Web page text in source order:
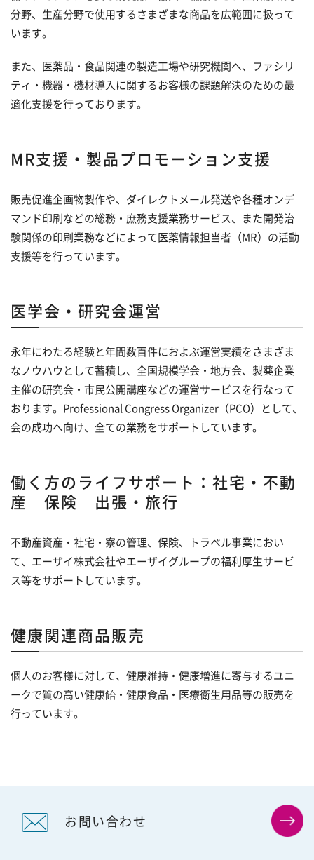
分野、生産分野で使用するさまざまな商品を広範囲に扱って
います。
また、医薬品・食品関連の製造工場や研究機関へ、ファシリ
ティ・機器・機材導入に関するお客様の課題解決のための最
適化支援を行っております。
MR支援・製品プロモーション支援
販売促進企画物製作や、ダイレクトメール発送や各種オンデ
マンド印刷などの総務・庶務支援業務サービス、また開発治
験関係の印刷業務などによって医薬情報担当者（MR）の活動
支援等を行っています。
医学会・研究会運営
永年にわたる経験と年間数百件におよぶ運営実績をさまざま
なノウハウとして蓄積し、全国規模学会・地方会、製薬企業
主催の研究会・市民公開講座などの運営サービスを行なって
おります。Professional Congress Organizer（PCO）として、
会の成功へ向け、全ての業務をサポートしています。
働く方のライフサポート：社宅・不動
産 保険 出張・旅行
不動産資産・社宅・寮の管理、保険、トラベル事業におい
て、エーザイ株式会社やエーザイグループの福利厚生サービ
ス等をサポートしています。
健康関連商品販売
個人のお客様に対して、健康維持・健康増進に寄与するユニ
ークで質の高い健康飴・健康食品・医療衛生用品等の販売を
行っています。
お問い合わせ